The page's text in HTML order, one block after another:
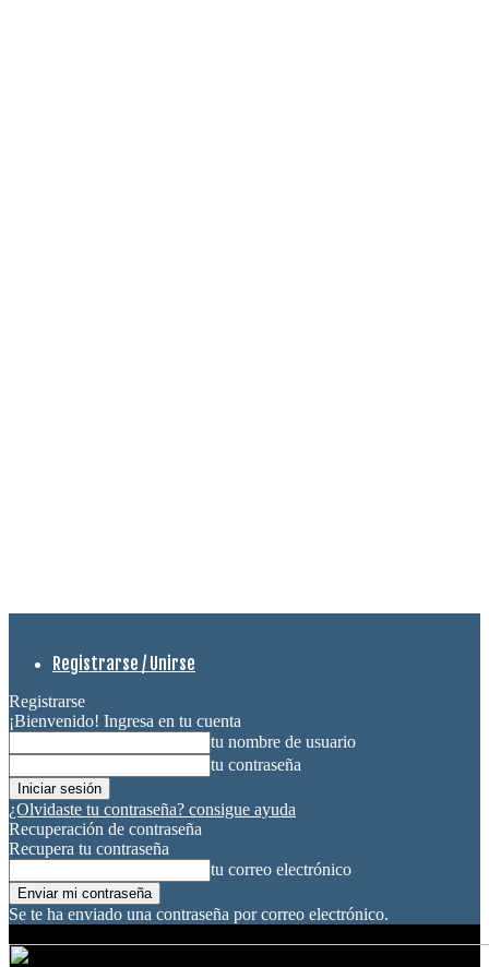
Registrarse / Unirse
Registrarse
¡Bienvenido! Ingresa en tu cuenta
tu nombre de usuario
tu contraseña
¿Olvidaste tu contraseña? consigue ayuda
Recuperación de contraseña
Recupera tu contraseña
tu correo electrónico
Se te ha enviado una contraseña por correo electrónico.